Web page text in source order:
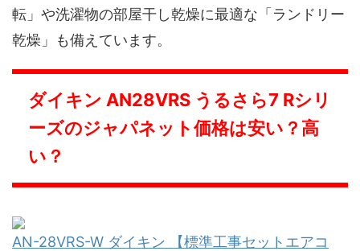
転」や洗濯物の部屋干し乾燥に最適な「ランドリー
乾燥」も備えています。
ダイキン AN28VRS うるさら7 Rシリ
ーズのジャパネット価格は安い？高
い？
AN-28VRS-W ダイキン 【標準工事セットエアコ